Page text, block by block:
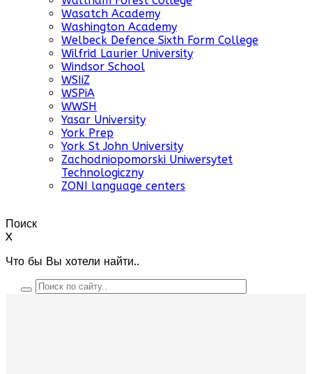
Wasatch Academy
Washington Academy
Welbeck Defence Sixth Form College
Wilfrid Laurier University
Windsor School
WSIiZ
WSPiA
WWSH
Yasar University
York Prep
York St John University
Zachodniopomorski Uniwersytet
Technologiczny
ZONI language centers
Поиск
X
Что бы Вы хотели найти..